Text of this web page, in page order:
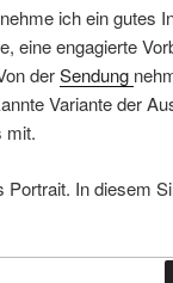
ich ein gutes
eine engagierte
derSendung
Variante der
mit.
Portrait. In diesem